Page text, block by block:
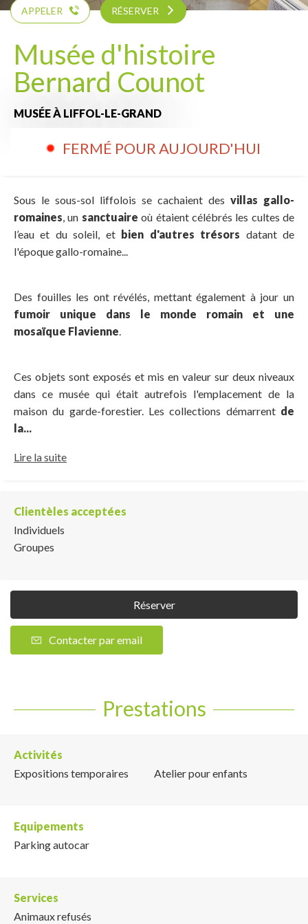
APPELER RÉSERVER
Musée d'histoire
Bernard Counot
MUSÉEÀ LIFFOL-LE-GRAND
FERMÉ POUR AUJOURD'HUI
Sous le sous-sol liffolois se cachaient des villas gallo-
romaines , un sanctuaire où étaient célébrés les cultes de
l’eau et du soleil, et bien d'autres trésors datant de
l'époque gallo-romaine...
Des fouilles les ont révélés, mettant également à jour un
fumoir unique dans le monde romain et une
mosaïque Flavienne
Ces objets sont exposés et mis en valeur sur deux niveaux
dans ce musée qui était autrefois l'emplacement de la
maison du garde-forestier. Les collections démarrent de
la...
Lire la suite
Clientèles acceptées
Individuels
Groupes
Réserver
Contacter par email
Prestations
Activités
Expositions temporaires
Atelier pour enfants
Equipements
Parking autocar
Services
Animaux refusés